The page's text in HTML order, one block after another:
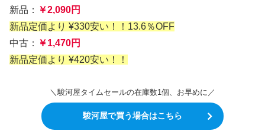
新品： ￥2,090円
新品定価より ¥330安い！！13.6％OFF
中古： ￥1,470円
新品定価より ¥420安い！！
＼駿河屋タイムセールの在庫数1個、お早めに／
駿河屋で買う場合はこちら